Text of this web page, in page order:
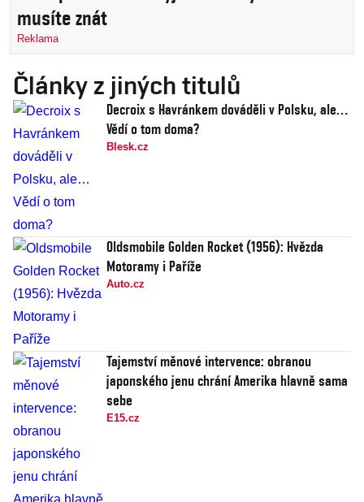
musíte znát
Reklama
Články z jiných titulů
Decroix s Havránkem dováděli v Polsku, ale…
Vědí o tom doma?
Blesk.cz
Oldsmobile Golden Rocket (1956): Hvězda
Motoramy i Paříže
Auto.cz
Tajemství měnové intervence: obranou
japonského jenu chrání Amerika hlavně sama
sebe
E15.cz